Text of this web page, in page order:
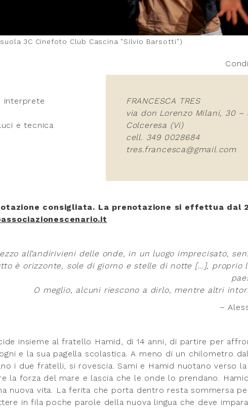
3C Cinefoto Club Cascina "Silvio Barsotti")
interprete
e tecnica
FRANCESCA TRES
via don Lorenzo Milani, 30 –
Colceresa (Vi)
cell. 349 0028684
tres.francesca@gmail.com
consigliata. La prenotazione si effettua dal
all’andirivieni delle onde, in un luogo imprecisato,
è orizzonte, sole di giorno e stelle di notte […], proprio
O meglio, alcuni riescono a dirlo, mentre altri
–
insieme al fratello Hamid, di 14 anni, di partire per
e la sua pagella scolastica. A meno di un chilometro
i due fratelli, si rovescia. Sami e Hamid nuotano verso
la forza del mare e lascia che le onde lo prendano.
nuova vita. La ferita che porta dentro resta sommersa
in fila poche parole della nuova lingua che deve